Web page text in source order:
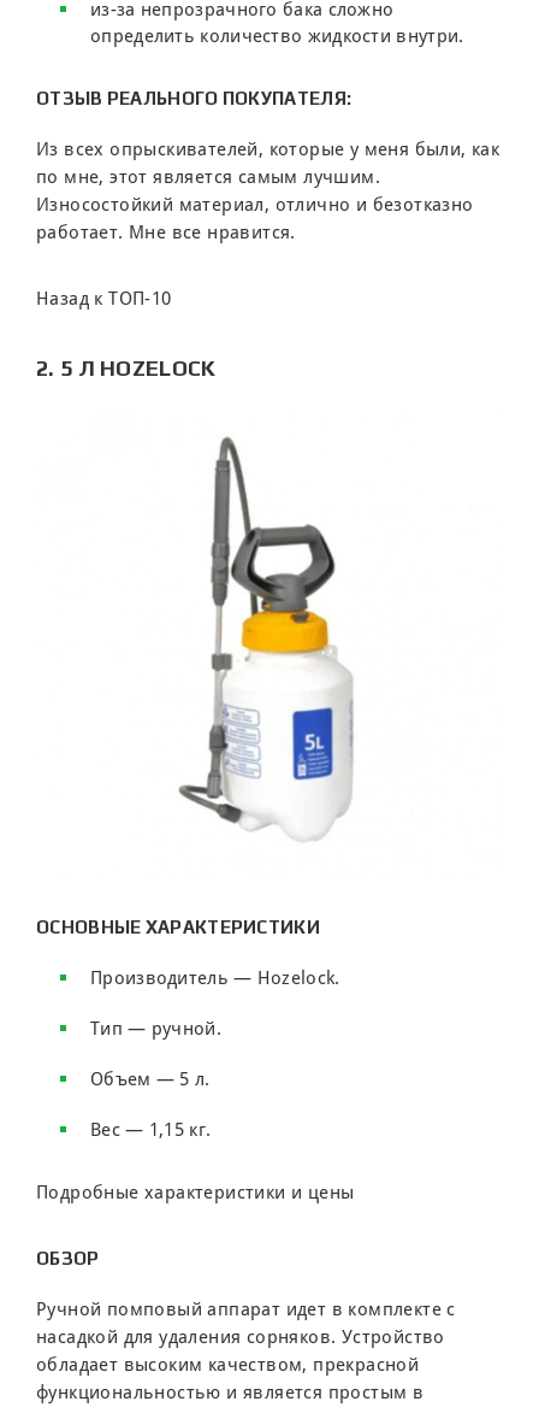
из-за непрозрачного бака сложно
определить количество жидкости внутри.
ОТЗЫВ РЕАЛЬНОГО ПОКУПАТЕЛЯ:
Из всех опрыскивателей, которые у меня были, как
по мне, этот является самым лучшим.
Износостойкий материал, отлично и безотказно
работает. Мне все нравится.
Назад к ТОП-10
2. 5 Л HOZELOCK
ОСНОВНЫЕ ХАРАКТЕРИСТИКИ
Производитель — Hozelock.
Тип — ручной.
Объем — 5 л.
Вес — 1,15 кг.
Подробные характеристики и цены
ОБЗОР
Ручной помповый аппарат идет в комплекте с
насадкой для удаления сорняков. Устройство
обладает высоким качеством, прекрасной
функциональностью и является простым в